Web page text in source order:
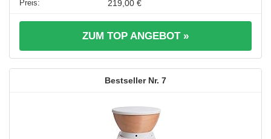
219,00 €
ZUM TOP ANGEBOT »
7